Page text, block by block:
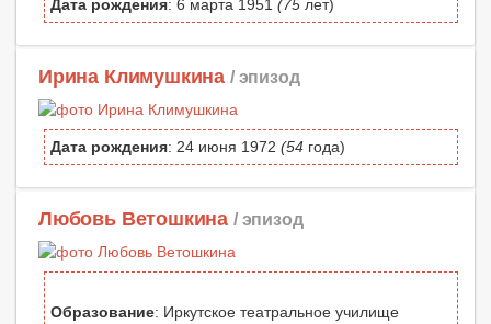
Дата рождения: 6 марта 1951 (75 лет)
Ирина Климушкина / эпизод
Дата рождения: 24 июня 1972 (54 года)
Любовь Ветошкина / эпизод
Образование: Иркутское театральное училище